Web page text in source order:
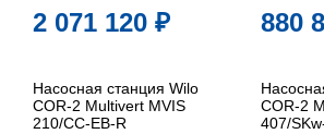
2 071 120 ₽
Насосная станция Wilo
COR-2 Multivert MVIS
210/CC-EB-R
880
COR-2
407/